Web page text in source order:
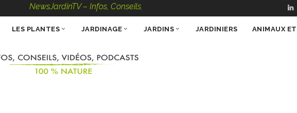
NewsJardinTV – Infos, Conseils, Vidéos, Podcasts – 100 % Nature
LES PLANTES JARDINAGE JARDINS JARDINIERS ANIMAUX